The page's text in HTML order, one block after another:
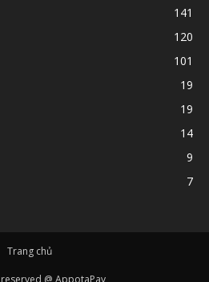
141
120
101
19
19
14
9
7
Trang chủ